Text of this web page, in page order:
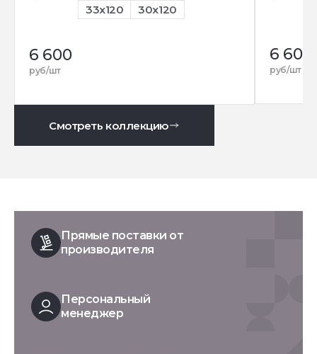
33x120 30x120
6 600
руб/шт
6 600
руб/шт
Смотреть коллекцию
Прямые поставки от
производителя
Персональный
менеджер